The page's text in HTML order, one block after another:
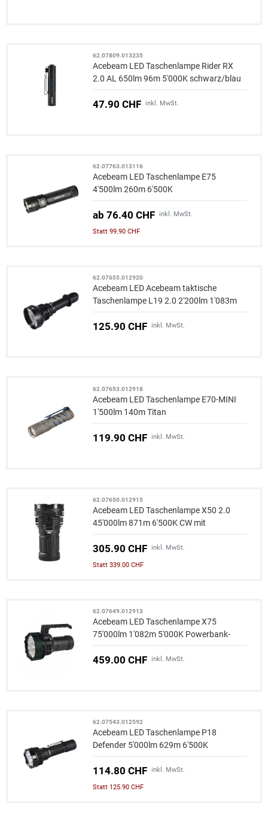
62.07809.013235
Acebeam LED Taschenlampe Rider RX
2.0 AL 650lm 96m 5'000K schwarz/blau
47.90 CHF inkl. MwSt.
62.07763.013116
Acebeam LED Taschenlampe E75
4'500lm 260m 6'500K
ab 76.40 CHF inkl. MwSt.
Statt 99.90 CHF
62.07655.012920
Acebeam LED Acebeam taktische
Taschenlampe L19 2.0 2'200lm 1'083m
125.90 CHF inkl. MwSt.
62.07653.012918
Acebeam LED Taschenlampe E70-MINI
1'500lm 140m Titan
119.90 CHF inkl. MwSt.
62.07650.012915
Acebeam LED Taschenlampe X50 2.0
45'000lm 871m 6'500K CW mit
305.90 CHF inkl. MwSt.
Statt 339.00 CHF
62.07649.012913
Acebeam LED Taschenlampe X75
75'000lm 1'082m 5'000K Powerbank-
459.00 CHF inkl. MwSt.
62.07543.012592
Acebeam LED Taschenlampe P18
Defender 5'000lm 629m 6'500K
114.80 CHF inkl. MwSt.
Statt 125.90 CHF